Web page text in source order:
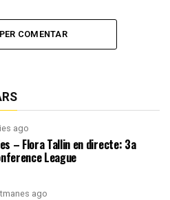
COMENTAR
ago
– Flora Tallin en directe: 3a
League
ago